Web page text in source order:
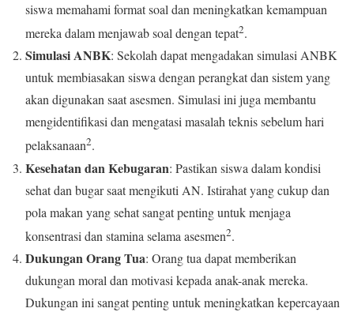
siswa memahami format soal dan meningkatkan kemampuan
mereka dalam menjawab soal dengan tepat2.
Simulasi ANBK: Sekolah dapat mengadakan simulasi ANBK
untuk membiasakan siswa dengan perangkat dan sistem yang
akan digunakan saat asesmen. Simulasi ini juga membantu
mengidentifikasi dan mengatasi masalah teknis sebelum hari
pelaksanaan2.
Kesehatan dan Kebugaran: Pastikan siswa dalam kondisi
sehat dan bugar saat mengikuti AN. Istirahat yang cukup dan
pola makan yang sehat sangat penting untuk menjaga
konsentrasi dan stamina selama asesmen2.
Dukungan Orang Tua: Orang tua dapat memberikan
dukungan moral dan motivasi kepada anak-anak mereka.
Dukungan ini sangat penting untuk meningkatkan kepercayaan